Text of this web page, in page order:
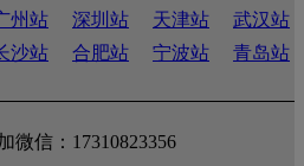
州站 深圳站 天津站
武汉站
沙站 合肥站 宁波站 青岛站
微信：17310823356